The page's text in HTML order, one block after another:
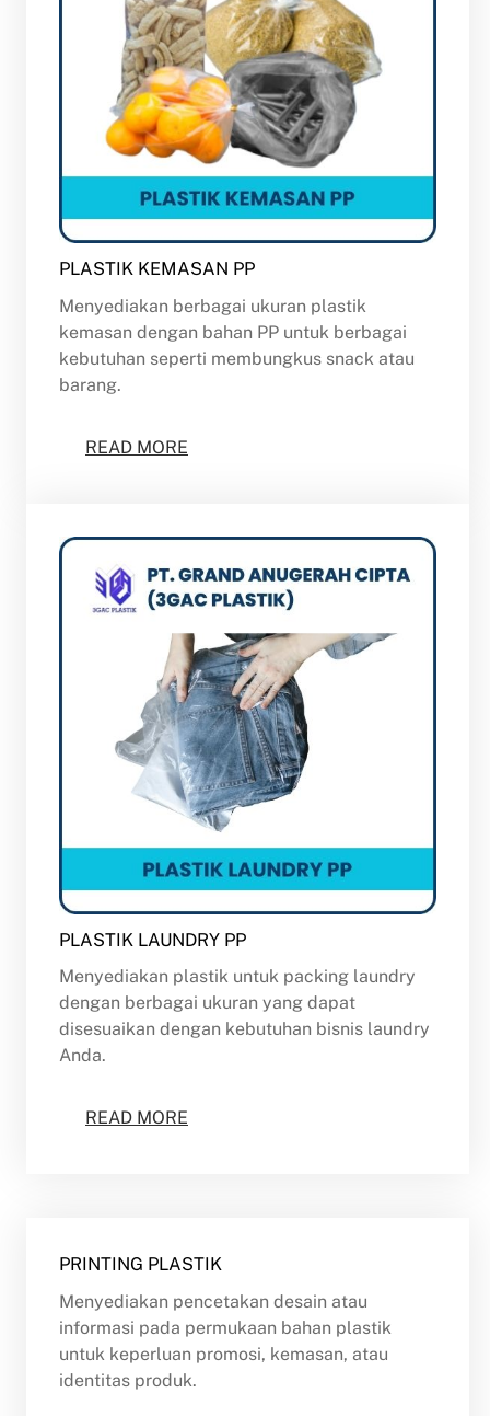
PLASTIK KEMASAN PP
Menyediakan berbagai ukuran plastik
kemasan dengan bahan PP untuk berbagai
kebutuhan seperti membungkus snack atau
barang.
READ MORE
PLASTIK LAUNDRY PP
Menyediakan plastik untuk packing laundry
dengan berbagai ukuran yang dapat
disesuaikan dengan kebutuhan bisnis laundry
Anda.
READ MORE
PRINTING PLASTIK
Menyediakan pencetakan desain atau
informasi pada permukaan bahan plastik
untuk keperluan promosi, kemasan, atau
identitas produk.